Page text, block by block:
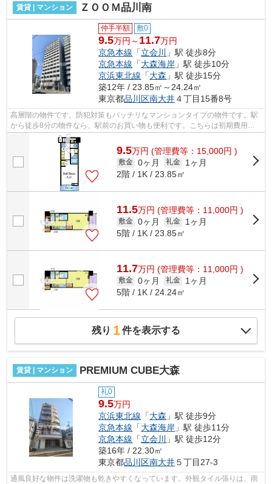
賃貸 | マンション ＺＯＯＭ品川南
仲手半額 敷0
9.5万円～ 11.7万円
京急本線 「立会川
」駅 徒歩8分
京急本線 「大森海岸 」駅 徒歩10分
京浜東北線 「大森 」駅 徒歩15分
築12年 / 23.85㎡～24.24㎡
東京都品川区南大井４丁目15番8号
高層階の物件です。防犯対策もバッチリなマンションタイプの物件です。駅
から徒歩8分の物件なら、駅前のお買い物も便利です。こちらは初期費用を
カードでお支払いいただける物件なので...
9.5万円 (管理費等：15,000円 )
敷金 0ヶ月 礼金
1ヶ月
2階 / 1K / 23.85㎡
11.5万円 (管理費等：11,000円 )
敷金 0ヶ月 礼金
1ヶ月
5階 / 1K / 23.85㎡
11.7万円 (管理費等：11,000円 )
敷金 0ヶ月 礼金
1ヶ月
5階 / 1K / 24.24㎡
残り 1件を表示する
賃貸 | マンション PREMIUM CUBE大森
礼0
9.5万円
京浜東北線 「大森 」駅 徒歩9分
京急本線 「大森海岸 」駅 徒歩11分
京急本線 「立会川
」駅 徒歩12分
築16年 / 22.30㎡
東京都品川区南大井５丁目27-3
通風良好な物件は洗濯物も乾きやすくなっています。外観タイル張りは、雨